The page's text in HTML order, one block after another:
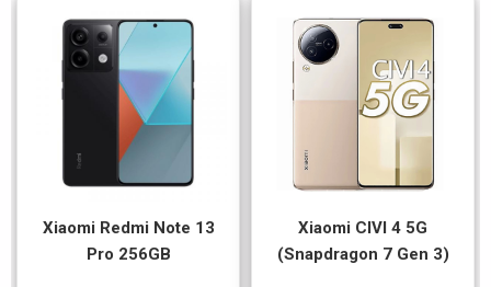
Xiaomi Redmi Note 13
Pro 256GB
Xiaomi CIVI 4 5G
(Snapdragon 7 Gen 3)